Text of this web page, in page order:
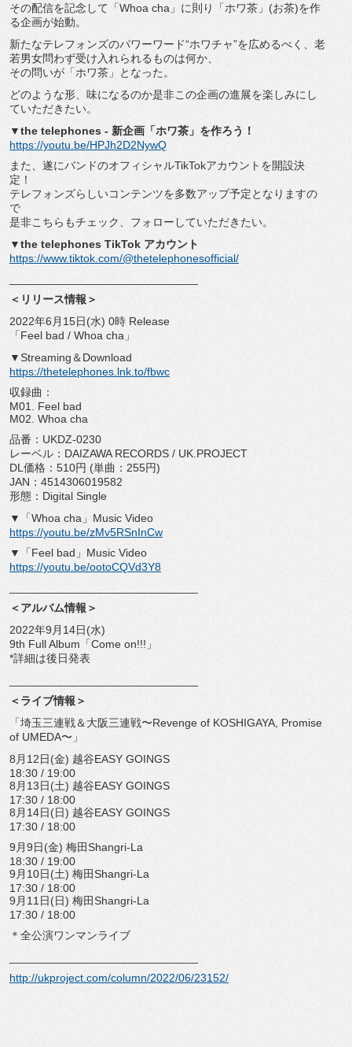
その配信を記念して「Whoa cha」に則り「ホワ茶」(お茶)を作
る企画が始動。
新たなテレフォンズのパワーワード“ホワチャ”を広めるべく、 老
若男女問わず受け入れられるものは何か、
その問いが「ホワ茶」となった。
どのような形、 味になるのか是非この企画の進展を楽しみにし
ていただきたい。
▼the telephones - 新企画「ホワ茶」を作ろう！
https://youtu.be/HPJh2D2NywQ
また、 遂にバンドのオフィシャルTikTokアカウントを開設決
定！
テレフォンズらしいコンテンツを多数アップ予定となりますの
で
是非こちらもチェック、フォローしていただきたい。
▼the telephones TikTok アカウント
https://www.tiktok.com/@thetelephonesofficial/
＜リリース情報＞
2022年6月15日(水) 0時 Release
「Feel bad / Whoa cha」
▼Streaming＆Download
https://thetelephones.lnk.to/fbwc
収録曲：
M01. Feel bad
M02. Whoa cha
品番：UKDZ-0230
レーベル：DAIZAWA RECORDS / UK.PROJECT
DL価格：510円 (単曲：255円)
JAN：4514306019582
形態：Digital Single
▼「Whoa cha」Music Video
https://youtu.be/zMv5RSnInCw
▼「Feel bad」Music Video
https://youtu.be/ootoCQVd3Y8
＜アルバム情報＞
2022年9月14日(水)
9th Full Album「Come on!!!」
*詳細は後日発表
＜ライブ情報＞
「埼玉三連戦＆大阪三連戦〜Revenge of KOSHIGAYA, Promise
of UMEDA〜」
8月12日(金) 越谷EASY GOINGS
18:30 / 19:00
8月13日(土) 越谷EASY GOINGS
17:30 / 18:00
8月14日(日) 越谷EASY GOINGS
17:30 / 18:00
9月9日(金) 梅田Shangri-La
18:30 / 19:00
9月10日(土) 梅田Shangri-La
17:30 / 18:00
9月11日(日) 梅田Shangri-La
17:30 / 18:00
＊全公演ワンマンライブ
http://ukproject.com/column/2022/06/23152/